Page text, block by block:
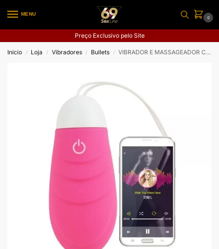
MENU
0
Preço Exclusivo pelo Site
Início / Loja / Vibradores / Bullets / VIBRADOR E MASSAGEADOR CONTROLE POR APLICATIVO AIDI